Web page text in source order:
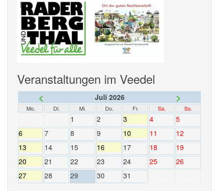
Veranstaltungen im Veedel
< Juli 2026 >
Mo. Di. Mi. Do. Fr. Sa. So.
1 2 3 4
5
6
7 8 9 10 11
12
13
14 15 16 17 18
19
20
21 22 23 24 25
26
27
28 29 30 31